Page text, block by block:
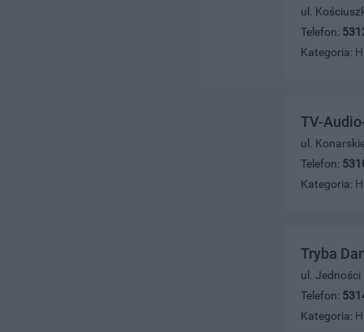
ul.
Telefon:
Kategoria:
TV-
ul.
Telefon:
Kategoria:
Tryba
ul. Jedności
Telefon:
Kategoria: